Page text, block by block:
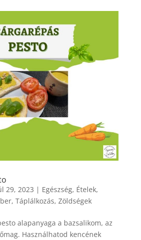
29, 2023 | Egészség, Ételek,
, Táplálkozás, Zöldségek
alapanyaga a bazsalikom, az
Használhatod kencének